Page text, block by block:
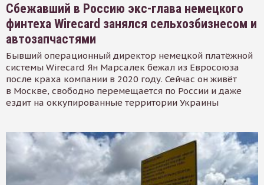
Сбежавший в Россию экс-глава немецкого
финтеха Wirecard занялся сельхозбизнесом и
автозапчастями
Бывший операционный директор немецкой платёжной
системы Wirecard Ян Марсалек бежал из Евросоюза
после краха компании в 2020 году. Сейчас он живёт
в Москве, свободно перемещается по России и даже
ездит на оккупированные территории Украины